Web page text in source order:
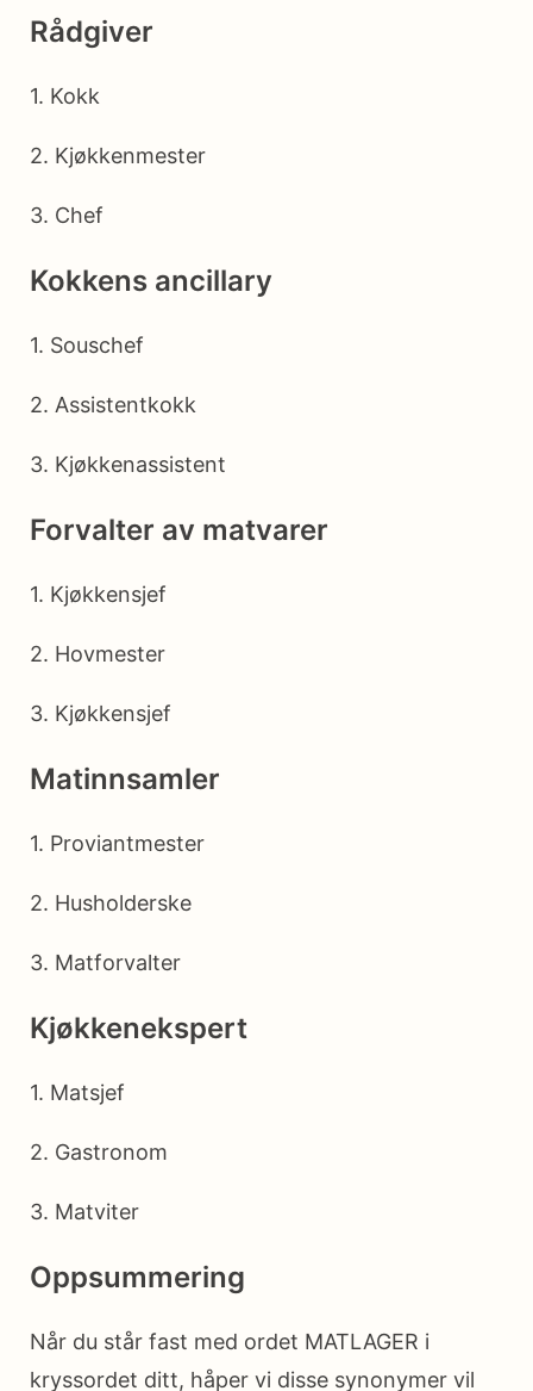
Rådgiver
1. Kokk
2. Kjøkkenmester
3. Chef
Kokkens ancillary
1. Souschef
2. Assistentkokk
3. Kjøkkenassistent
Forvalter av matvarer
1. Kjøkkensjef
2. Hovmester
3. Kjøkkensjef
Matinnsamler
1. Proviantmester
2. Husholderske
3. Matforvalter
Kjøkkenekspert
1. Matsjef
2. Gastronom
3. Matviter
Oppsummering
Når du står fast med ordet MATLAGER i
kryssordet ditt, håper vi disse synonymer vil